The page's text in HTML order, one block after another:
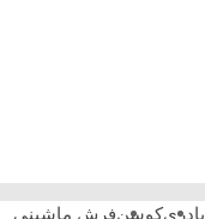
پادریکوسنفرش ماشینی